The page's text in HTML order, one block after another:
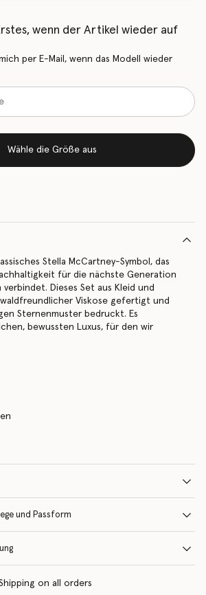
wenn der Artikel wieder auf
per E-Mail, wenn das Modell wieder
Wähle die Größe aus
Stella McCartney-Symbol, das
für die nächste Generation
Dieses Set aus Kleid und
Viskose gefertigt und
Sternenmuster bedruckt. Es
bewussten Luxus, für den wir
und Passform
on all orders